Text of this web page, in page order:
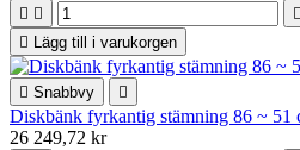
  
 Lägg till i varukorgen
 Snabbvy 
Diskbänk fyrkantig stämning 86 ~ 51
26 249,72 kr